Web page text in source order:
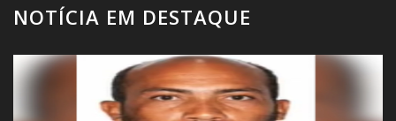
NOTÍCIA EM DESTAQUE